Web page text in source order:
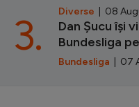
Diverse | 08
Dan Șucu își
Bundesliga
Bundesliga | 07
3.